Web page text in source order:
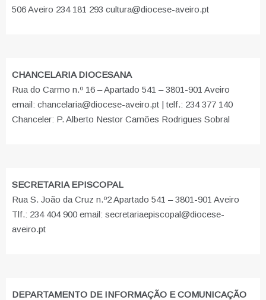
506 Aveiro 234 181 293 cultura@diocese-aveiro.pt
CHANCELARIA DIOCESANA
Rua do Carmo n.º 16 – Apartado 541 – 3801-901 Aveiro
email: chancelaria@diocese-aveiro.pt | telf.: 234 377 140
Chanceler: P. Alberto Nestor Camões Rodrigues Sobral
SECRETARIA EPISCOPAL
Rua S. João da Cruz n.º2 Apartado 541 – 3801-901 Aveiro
Tlf.: 234 404 900 email: secretariaepiscopal@diocese-
aveiro.pt
DEPARTAMENTO DE INFORMAÇÃO E COMUNICAÇÃO